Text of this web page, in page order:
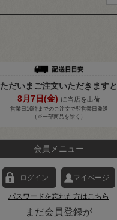
ただいまご注文いただきますと
8月 7 日(金) に当店を出荷
営業日16時までのご注文で翌営業日発送
（※一部商品を除く）
会員メニュー
ログイン マイページ
パスワードを忘れた方はこちら
まだ会員登録が